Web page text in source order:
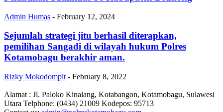
Admin Humas - February 12, 2024
Sejumlah strategi jitu berhasil diterapkan,
pemilihan Sangadi di wilayah hukum Polres
Kotamobagu berakhir aman.
Rizky Mokodompit - February 8, 2022
Alamat : Jl. Paloko Kinalang, Kotabangon, Kotamobagu, Sulawesi
Utara Telphone: (0434) 21009 Kodepos: 95713